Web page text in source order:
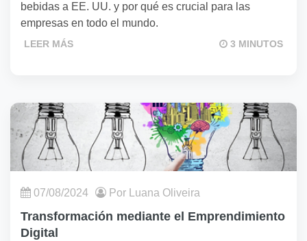
bebidas a EE. UU. y por qué es crucial para las
empresas en todo el mundo.
LEER MÁS 3 MINUTOS
07/08/2024 Por Luana Oliveira
Transformación mediante el Emprendimiento
Digital